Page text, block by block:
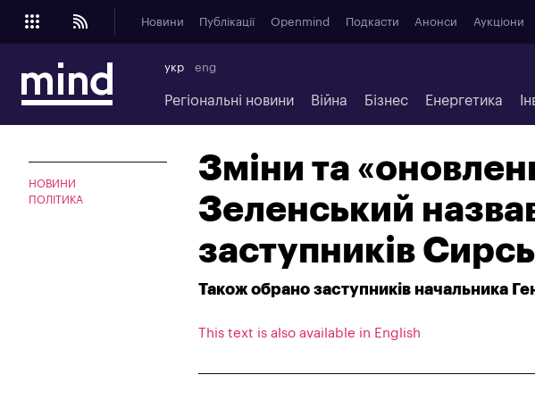
Новини Публікації Openmind Подкасти Анонси Аукціони
укр eng
Регіональні новини Війна Бізнес Енергетика
НОВИНИ
ПОЛІТИКА
Зміни та
Зеленський
заступників
Також обрано заступників начальника
This text is also available in English